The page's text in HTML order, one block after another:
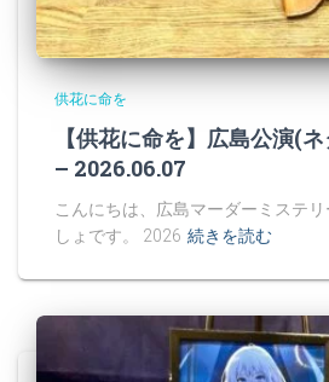
供花に命を
【供花に命を】広島公演(
– 2026.06.07
こんにちは、広島マーダーミステ
しょです。 2026 続きを読む